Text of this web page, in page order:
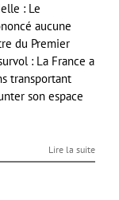
: Le
aucune
du Premier
: La France a
transportant
son espace
Lire la suite